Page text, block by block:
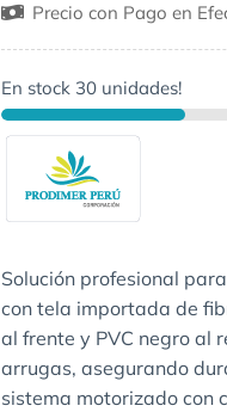
Precio con Pago en
En stock 30 unidades!
Solución profesional
con tela importada de
al frente y PVC negro al
arrugas, asegurando
sistema motorizado con